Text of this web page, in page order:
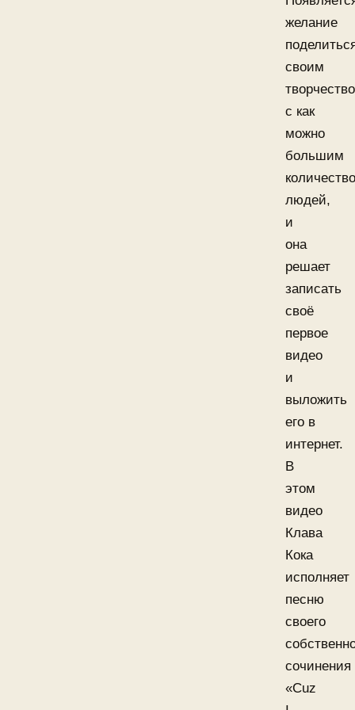
желание
своим
с как
можно
большим
людей,
и
она
решает
записать
своё
первое
видео
и
выложить
его в
интернет.
В
этом
видео
Клава
Кока
исполняет
песню
своего
сочинения
«Cuz